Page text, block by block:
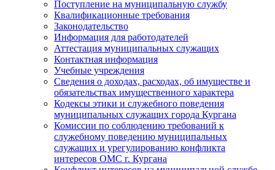
Поступление на муниципальную службу
Квалификационные требования
Законодательство
Информация для работодателей
Аттестация муниципальных служащих
Контактная информация
Учебные учреждения
Сведения о доходах, расходах, об имуществе и
обязательствах имущественного характера
Кодексы этики и служебного поведения
муниципальных служащих города Кургана
Комиссии по соблюдению требований к
служебному поведению муниципальных
служащих и урегулированию конфликта
интересов ОМС г. Кургана